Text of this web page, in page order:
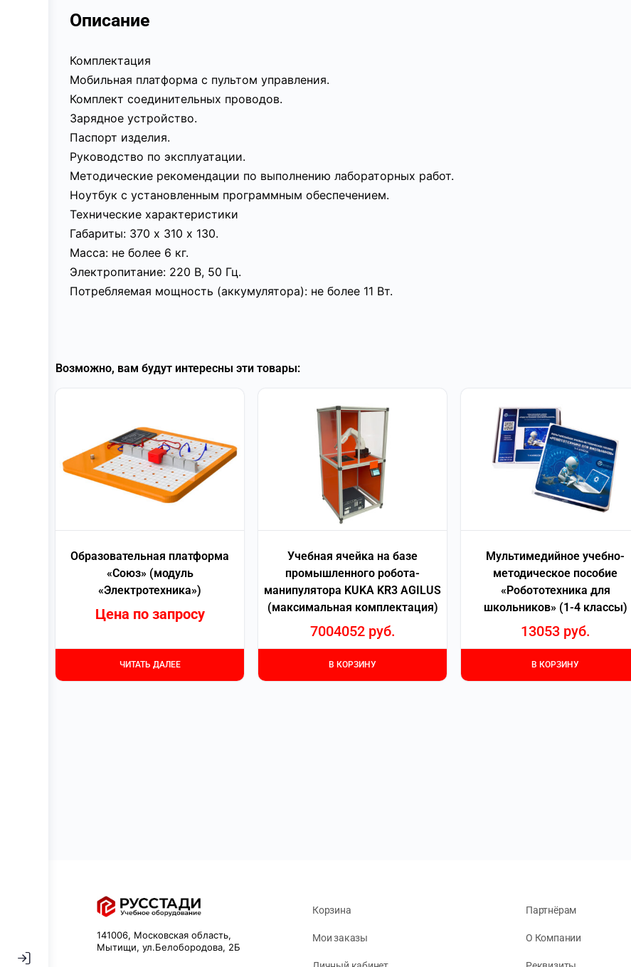
Описание
Комплектация
Мобильная платформа с пультом управления.
Комплект соединительных проводов.
Зарядное устройство.
Паспорт изделия.
Руководство по эксплуатации.
Методические рекомендации по выполнению лабораторных работ.
Ноутбук с установленным программным обеспечением.
Технические характеристики
Габариты: 370 х 310 х 130.
Масса: не более 6 кг.
Электропитание: 220 В, 50 Гц.
Потребляемая мощность (аккумулятора): не более 11 Вт.
Возможно, вам будут интересны эти товары:
Образовательная платформа
«Союз» (модуль
«Электротехника»)
Цена по запросу
ЧИТАТЬ ДАЛЕЕ
Учебная ячейка на базе
промышленного робота-
манипулятора KUKA KR3 AGILUS
(максимальная комплектация)
7004052 руб.
В КОРЗИНУ
Мультимедийное учебно-
методическое пособие
«Робототехника для
школьников» (1-4 классы)
13053 руб.
В КОРЗИНУ
141006, Московская область,
Мытищи, ул.Белобородова, 2Б
Корзина
Мои заказы
Партнёрам
О Компании